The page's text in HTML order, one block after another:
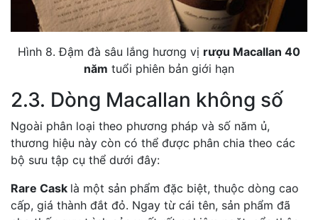
Hình 8. Đậm đà sâu lắng hương vị rượu Macallan 40
năm tuổi phiên bản giới hạn
2.3. Dòng Macallan không số
Ngoài phân loại theo phương pháp và số năm ủ,
thương hiệu này còn có thể được phân chia theo các
bộ sưu tập cụ thể dưới đây:
Rare Cask là một sản phẩm đặc biệt, thuộc dòng cao
cấp, giá thành đắt đỏ. Ngay từ cái tên, sản phẩm đã